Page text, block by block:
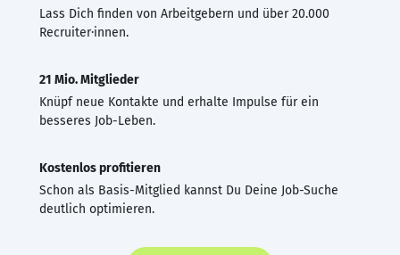
Lass Dich finden von Arbeitgebern und über 20.000
Recruiter·innen.
21 Mio. Mitglieder
Knüpf neue Kontakte und erhalte Impulse für ein
besseres Job-Leben.
Kostenlos profitieren
Schon als Basis-Mitglied kannst Du Deine Job-Suche
deutlich optimieren.